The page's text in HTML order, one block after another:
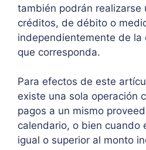
también podrán
créditos, de débito o
independientemente de la
que corresponda.
Para efectos de este
existe una sola operación
pagos a un mismo
calendario, o bien cuando
igual o superior al monto